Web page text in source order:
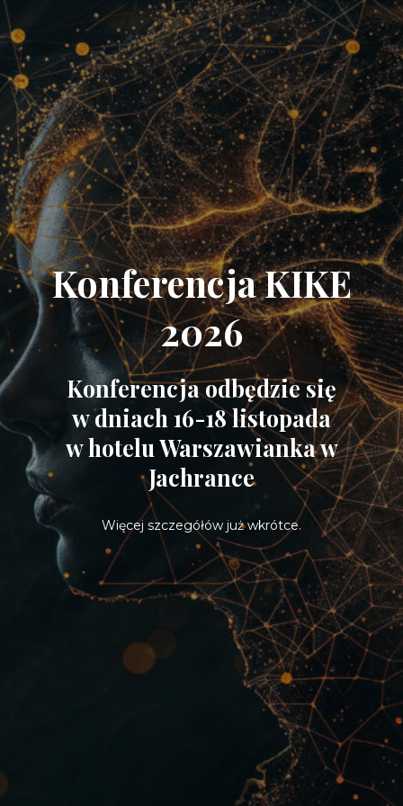
Konferencja KIKE
2026
Konferencja odbędzie się
w dniach 16-18 listopada
w hotelu Warszawianka w
Jachrance
Więcej szczegółów już wkrótce.